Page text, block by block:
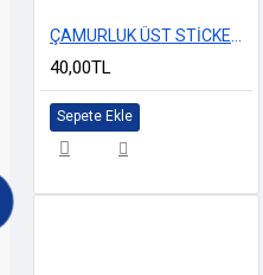
40,00TL
Sepete Ekle